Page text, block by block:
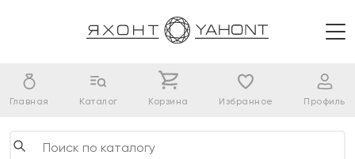
Главная Каталог Корзина Избранное Профиль